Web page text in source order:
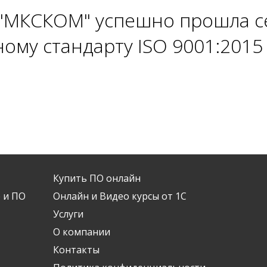
успешно прошла
стандарту ISO 9001:2015
и ПО
Купить ПО онлайн
Онлайн и Видео курсы от 1С
Услуги
О компании
Контакты